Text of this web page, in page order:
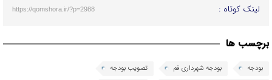
لینک کوتاه : https://qomshora.ir/?p=2988
برچسب ها
بودجه بودجه شهرداری قم
تصویب بودجه